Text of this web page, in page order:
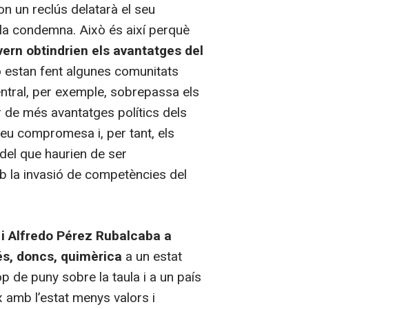
un reclús delatarà el seu
condemna. Això és així perquè
obtindrien els avantatges del
estan fent algunes comunitats
per exemple, sobrepassa els
més avantatges polítics dels
compromesa i, per tant, els
que haurien de ser
la invasió de competències del
Alfredo Pérez Rubalcaba a
doncs, quimèrica a un estat
de puny sobre la taula i a un país
l’estat menys valors i